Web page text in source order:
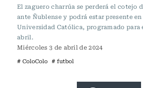
El zaguero charrúa se perderá el cotejo
ante Ñublense y podrá estar presente
Universidad Católica, programado para
abril.
Miércoles 3 de abril de 2024
# ColoColo # futbol